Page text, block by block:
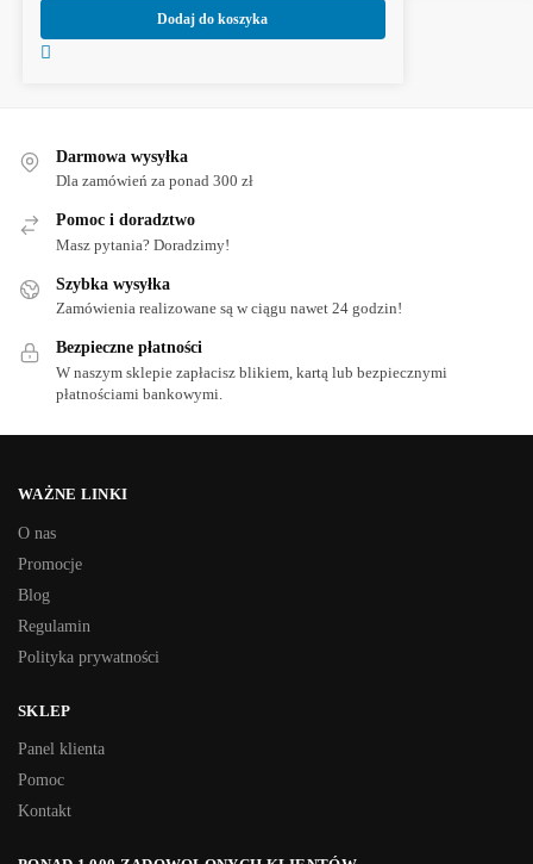
Dodaj do koszyka
Darmowa wysyłka
Dla zamówień za ponad 300 zł
Pomoc i doradztwo
Masz pytania? Doradzimy!
Szybka wysyłka
Zamówienia realizowane są w ciągu nawet 24 godzin!
Bezpieczne płatności
W naszym sklepie zapłacisz blikiem, kartą lub bezpiecznymi
płatnościami bankowymi.
WAŻNE LINKI
O nas
Promocje
Blog
Regulamin
Polityka prywatności
SKLEP
Panel klienta
Pomoc
Kontakt